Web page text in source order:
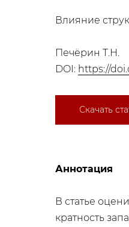
Влияние
Печёрин Т.Н.
DOI: https://
Скачать
Аннотация
В статье
кратность